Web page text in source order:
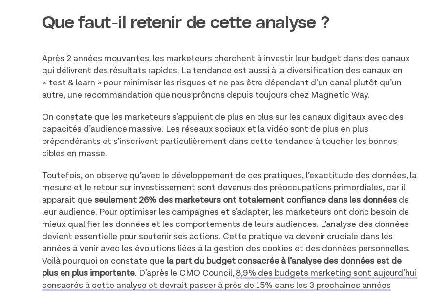
Que faut-il retenir de cette analyse ?
Après 2 années mouvantes, les marketeurs cherchent à investir leur budget dans des canaux
qui délivrent des résultats rapides. La tendance est aussi à la diversification des canaux en
« test & learn » pour minimiser les risques et ne pas être dépendant d’un canal plutôt qu’un
autre, une recommandation que nous prônons depuis toujours chez Magnetic Way.
On constate que les marketeurs s’appuient de plus en plus sur les canaux digitaux avec des
capacités d’audience massive. Les réseaux sociaux et la vidéo sont de plus en plus
prépondérants et s’inscrivent particulièrement dans cette tendance à toucher les bonnes
cibles en masse.
Toutefois, on observe qu’avec le développement de ces pratiques, l’exactitude des données, la
mesure et le retour sur investissement sont devenus des préoccupations primordiales, car il
apparait que seulement 26% des marketeurs ont totalement confiance dans les données de
leur audience. Pour optimiser les campagnes et s’adapter, les marketeurs ont donc besoin de
mieux qualifier les données et les comportements de leurs audiences. L’analyse des données
devient essentielle pour soutenir ses actions. Cette pratique va devenir cruciale dans les
années à venir avec les évolutions liées à la gestion des cookies et des données personnelles.
Voilà pourquoi on constate que la part du budget consacrée à l’analyse des données est de
plus en plus importante. D’après le CMO Council, 8,9% des budgets marketing sont aujourd’hui
consacrés à cette analyse et devrait passer à près de 15% dans les 3 prochaines années